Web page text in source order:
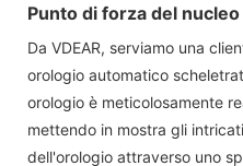
Punto di forza del
Da VDEAR, serviamo una
orologio automatico
orologio è meticolosamente
mettendo in mostra gli
dell'orologio attraverso uno